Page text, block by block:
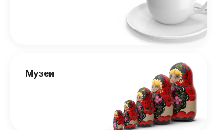
Музеи